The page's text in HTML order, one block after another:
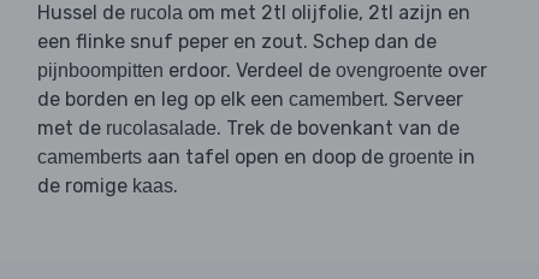
Hussel de rucola om met 2tl olijfolie, 2tl azijn en
een flinke snuf peper en zout. Schep dan de
pijnboompitten erdoor. Verdeel de ovengroente over
de borden en leg op elk een camembert. Serveer
met de rucolasalade. Trek de bovenkant van de
camemberts aan tafel open en doop de groente in
de romige kaas.